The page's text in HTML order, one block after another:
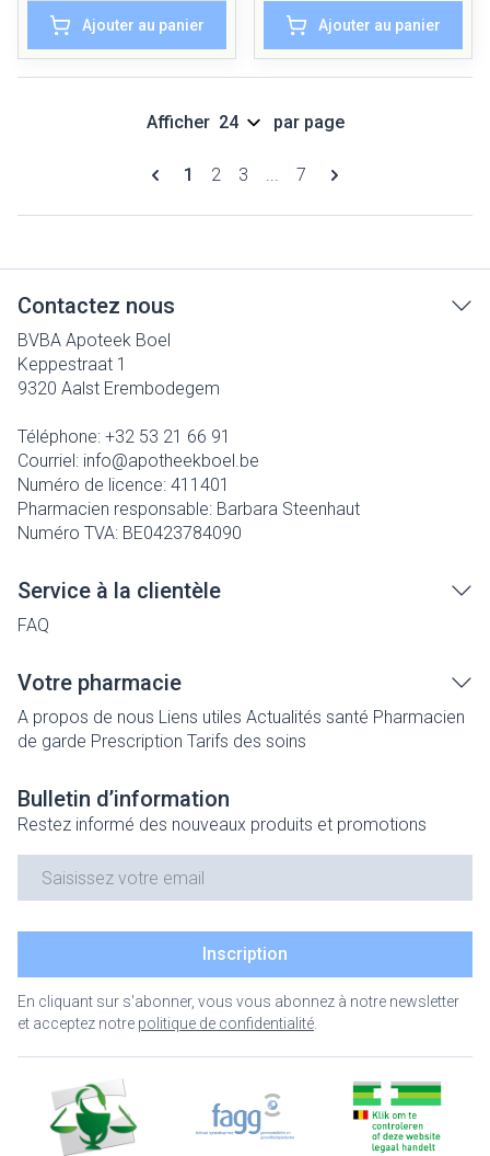
Ajouter au panier Ajouter au panier
Pages
Vous lisez actuellement la page
1 Page
2 Page
3 ... Page
7
Afficher par page
Contactez nous
BVBA Apoteek Boel
Keppestraat 1
9320 Aalst Erembodegem
Téléphone: +32 53 21 66 91
Courriel: info@apotheekboel.be
Numéro de licence: 411401
Pharmacien responsable: Barbara Steenhaut
Numéro TVA: BE0423784090
Service à la clientèle
FAQ
Votre pharmacie
A propos de nous Liens utiles Actualités santé Pharmacien
de garde Prescription Tarifs des soins
Bulletin d’information
Restez informé des nouveaux produits et promotions
Inscription
En cliquant sur s'abonner, vous vous abonnez à notre newsletter
et acceptez notre politique de confidentialité